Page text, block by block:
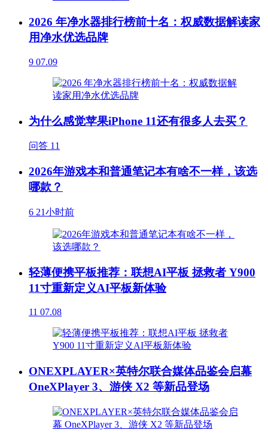
2026 年净水器排行榜前十名：权威数据解读家
用净水优选品牌
9 07.09
为什么感觉苹果iPhone 11还有很多人去买？
问答 11
2026年游戏本和普通笔记本有啥不一样，该选
哪款？
6 21小时前
轻薄便携平板推荐：联想AI平板 拯救者 Y900
11寸重新定义AI平板新体验
11 07.08
ONEXPLAYER×英特尔联合媒体品鉴会启幕
OneXPlayer 3、游侠 X2 等新品登场